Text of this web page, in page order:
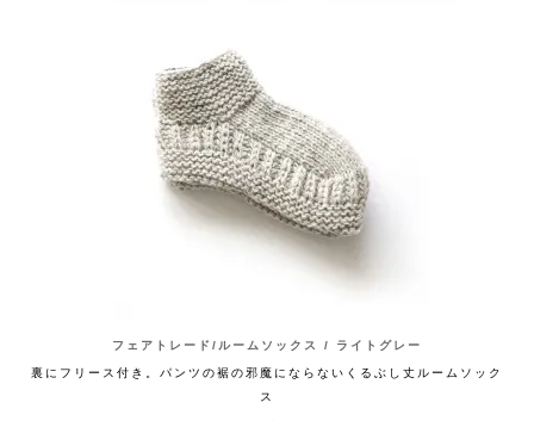
フェアトレード/ルームソックス / ライトグレー
裏にフリース付き。パンツの裾の邪魔にならないくるぶし丈ルームソック
ス